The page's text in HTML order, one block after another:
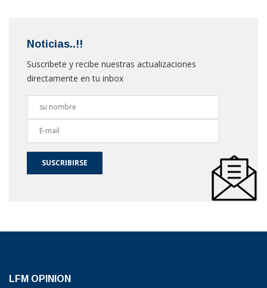
Noticias..!!
Suscribete y recibe nuestras actualizaciones
directamente en tu inbox
SUSCRIBIRSE
LFM OPINION